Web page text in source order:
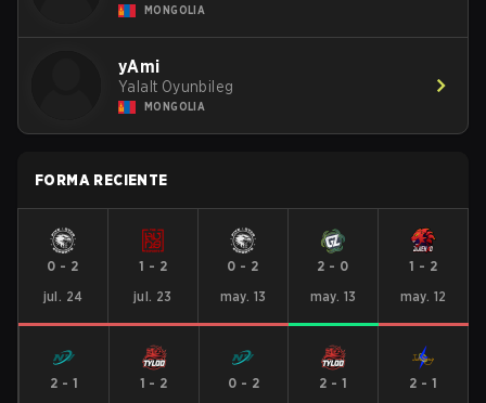
MONGOLIA
yAmi
Yalalt Oyunbileg
MONGOLIA
FORMA RECIENTE
0 - 2
jul. 24
1 - 2
jul. 23
0 - 2
may. 13
2 - 0
may. 13
1 - 2
may. 12
2 - 1
1 - 2
0 - 2
2 - 1
2 - 1